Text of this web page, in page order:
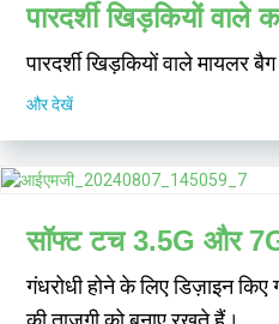
पारदर्शी खिड़कियों
पारदर्शी खिड़कियों वाले मायलर
और देखें
सॉफ्ट टच 3.5G और
गंधरोधी होने के लिए डिज़ाइन